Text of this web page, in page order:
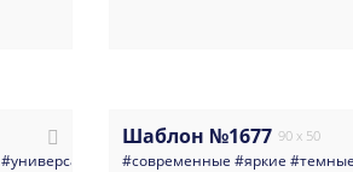
#универсальные#визитка#аналитики
Шаблон №1677 90 x 50
#современные #яркие #темные